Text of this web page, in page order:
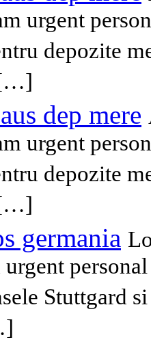
urgent
depozite
[…]
dep mere
urgent
depozite
[…]
germania
Stuttgard